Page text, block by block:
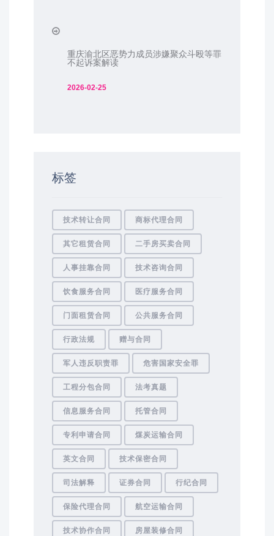
重庆渝北区恶势力成员涉嫌聚众斗殴等罪
不起诉案解读
2026-02-25
标签
技术转让合同 商标代理合同
其它租赁合同 二手房买卖合同
人事挂靠合同 技术咨询合同
饮食服务合同 医疗服务合同
门面租赁合同 公共服务合同
行政法规 赠与合同
军人违反职责罪 危害国家安全罪
工程分包合同 法考真题
信息服务合同 托管合同
专利申请合同 煤炭运输合同
英文合同 技术保密合同
司法解释 证券合同 行纪合同
保险代理合同 航空运输合同
技术协作合同 房屋装修合同